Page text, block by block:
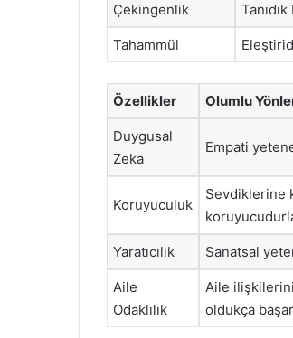
Çekingenlik
Tahammül
Özellikler Olumlu
Duygusal
Zeka
Empati
Koruyuculuk
Sevdiklerine
Yaratıcılık Sanatsal
Aile
Odaklılık
Aile
oldukça